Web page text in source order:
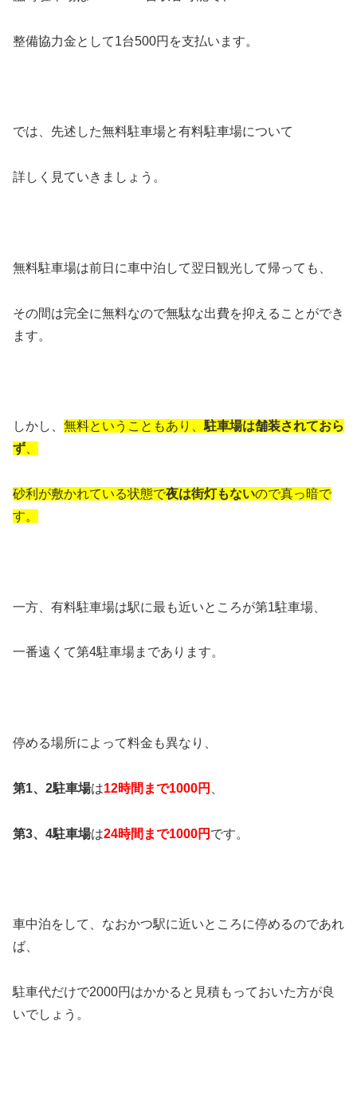
整備協力金として1台500円を支払います。
では、先述した無料駐車場と有料駐車場について
詳しく見ていきましょう。
無料駐車場は前日に車中泊して翌日観光して帰っても、
その間は完全に無料なので無駄な出費を抑えることができ
ます。
しかし、 無料ということもあり、 駐車場は舗装されておら
ず
砂利が敷かれている状態で夜は街灯もないので真っ暗で
す。
一方、有料駐車場は駅に最も近いところが第1駐車場、
一番遠くて第4駐車場まであります。
停める場所によって料金も異なり、
第1、2駐車場は12時間まで1000円
第3、4駐車場は24時間まで1000円 です。
車中泊をして、なおかつ駅に近いところに停めるのであれ
ば、
駐車代だけで2000円はかかると見積もっておいた方が良
いでしょう。